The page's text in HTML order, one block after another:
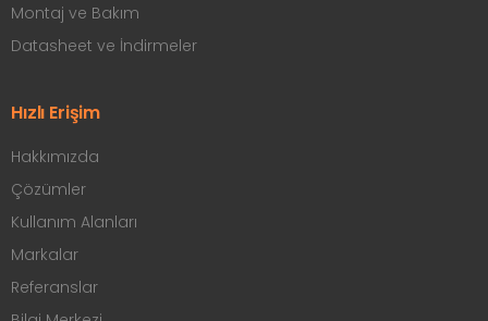
Montaj ve Bakım
Datasheet ve İndirmeler
Hızlı Erişim
Hakkımızda
Çözümler
Kullanım Alanları
Markalar
Referanslar